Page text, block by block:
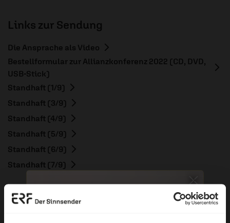
Links zur Sendung
Die Ansprache als Video
Bestellformular zur Allianzkonferenz 2022 (CD, DVD,
USB-Stick)
Standhaft (1/9)
Standhaft (3/9)
Standhaft (4/9)
Standhaft (5/9)
Standhaft (6/9)
Standhaft (7/9)
Dossier zum Thema: „Mut“